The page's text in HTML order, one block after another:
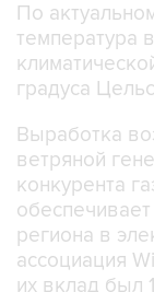
По
температура
градуса
Выработка
ветряной
конкурента
региона в
ассоциация
их вклад был